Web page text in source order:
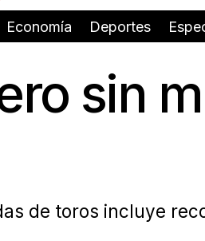
Economía Deportes
sin
de toros incluye